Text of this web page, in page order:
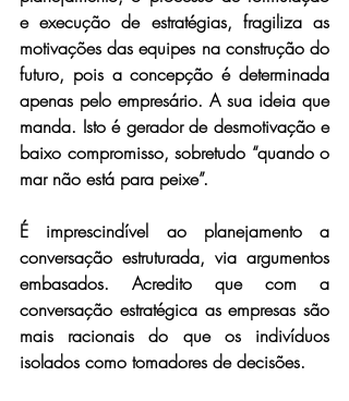
e execução de estratégias, fragiliza as
motivações das equipes na construção do
futuro, pois a concepção é determinada
apenas pelo empresário. A sua ideia que
manda. Isto é gerador de desmotivação e
baixo compromisso, sobretudo “quando o
mar não está para peixe”.
É imprescindível ao planejamento a
conversação estruturada, via argumentos
embasados. Acredito que com a
conversação estratégica as empresas são
mais racionais do que os indivíduos
isolados como tomadores de decisões.